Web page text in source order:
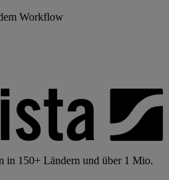
Workflow
in 150+ Ländern und über 1 Mio.